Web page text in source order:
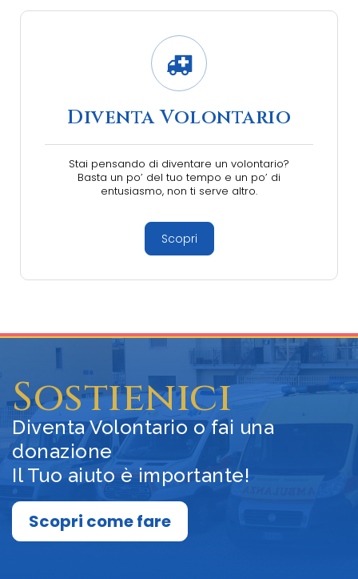
Diventa Volontario
Stai pensando di diventare un volontario?
Basta un po’ del tuo tempo e un po’ di
entusiasmo, non ti serve altro.
Scopri
Sostienici
Diventa Volontario o fai una
donazione
Il Tuo aiuto è importante!
Scopri come fare